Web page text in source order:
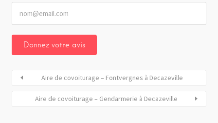
Aire de covoiturage – Fontvergnes à Decazeville
Aire de covoiturage – Gendarmerie à Decazeville